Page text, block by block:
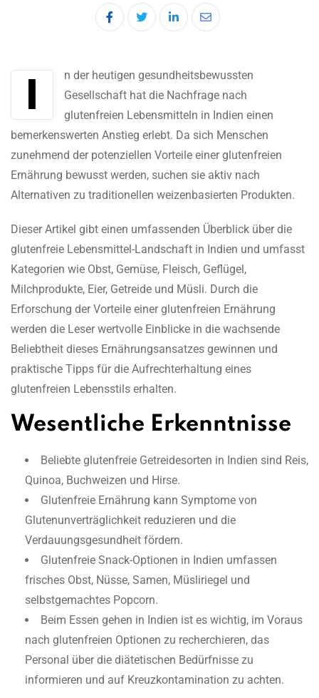
LinkedInShare
In der heutigen gesundheitsbewussten
Gesellschaft hat die Nachfrage nach
glutenfreien Lebensmitteln in Indien einen
bemerkenswerten Anstieg erlebt. Da sich Menschen
zunehmend der potenziellen Vorteile einer glutenfreien
Ernährung bewusst werden, suchen sie aktiv nach
Alternativen zu traditionellen weizenbasierten Produkten.
Dieser Artikel gibt einen umfassenden Überblick über die
glutenfreie Lebensmittel-Landschaft in Indien und umfasst
Kategorien wie Obst, Gemüse, Fleisch, Geflügel,
Milchprodukte, Eier, Getreide und Müsli. Durch die
Erforschung der Vorteile einer glutenfreien Ernährung
werden die Leser wertvolle Einblicke in die wachsende
Beliebtheit dieses Ernährungsansatzes gewinnen und
praktische Tipps für die Aufrechterhaltung eines
glutenfreien Lebensstils erhalten.
Wesentliche Erkenntnisse
Beliebte glutenfreie Getreidesorten in Indien sind Reis,
Quinoa, Buchweizen und Hirse.
Glutenfreie Ernährung kann Symptome von
Glutenunverträglichkeit reduzieren und die
Verdauungsgesundheit fördern.
Glutenfreie Snack-Optionen in Indien umfassen
frisches Obst, Nüsse, Samen, Müsliriegel und
selbstgemachtes Popcorn.
Beim Essen gehen in Indien ist es wichtig, im Voraus
nach glutenfreien Optionen zu recherchieren, das
Personal über die diätetischen Bedürfnisse zu
informieren und auf Kreuzkontamination zu achten.